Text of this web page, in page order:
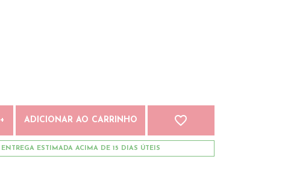
+ ADICIONAR AO CARRINHO favorite_border
ENTREGA ESTIMADA ACIMA DE 15 DIAS ÚTEIS